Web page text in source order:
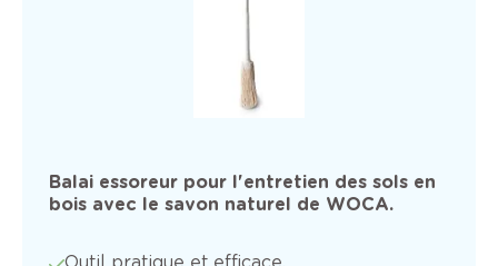
Balai essoreur pour l'entretien des sols en
bois avec le savon naturel de WOCA.